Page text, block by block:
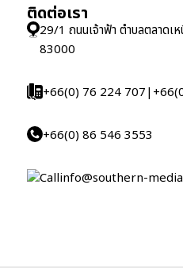
ติดต่อเรา
29/1 ถนนเจ้าฟ้า ตำบลตลาดเ
83000
+66(0) 76 224 707|
+66(0) 86 546 3553
info@southern-